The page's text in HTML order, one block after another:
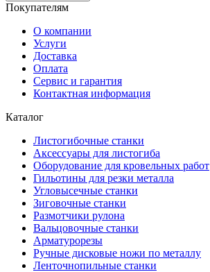
Покупателям
О компании
Услуги
Доставка
Оплата
Сервис и гарантия
Контактная информация
Каталог
Листогибочные станки
Аксессуары для листогиба
Оборудование для кровельных работ
Гильотины для резки металла
Угловысечные станки
Зиговочные станки
Размотчики рулона
Вальцовочные станки
Арматурорезы
Ручные дисковые ножи по металлу
Ленточнопильные станки